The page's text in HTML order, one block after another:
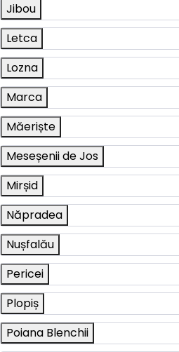
Jibou
Letca
Lozna
Marca
Măeriște
Meseșenii de Jos
Mirșid
Năpradea
Nușfalău
Pericei
Plopiș
Poiana Blenchii